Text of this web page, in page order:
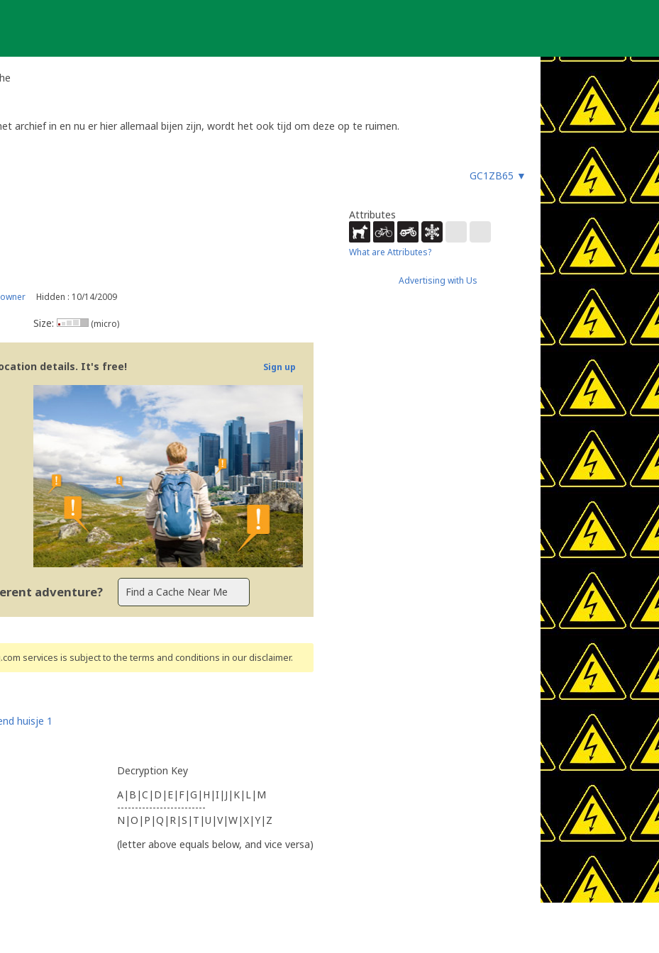
archief in en nu er hier allemaal bijen zijn, wordt het ook tijd om deze op te ruimen.
GC1ZB65 ▼
Hidden : 10/14/2009
Size: (micro)
details. It's free! Sign up
adventure?
services is subject to the terms and conditions in our disclaimer.
huisje 1
Decryption Key
A|B|C|D|E|F|G|H|I|J|K|L|M
-------------------------
N|O|P|Q|R|S|T|U|V|W|X|Y|Z
(letter above equals below, and vice versa)
Attributes
What are Attributes?
Advertising with Us